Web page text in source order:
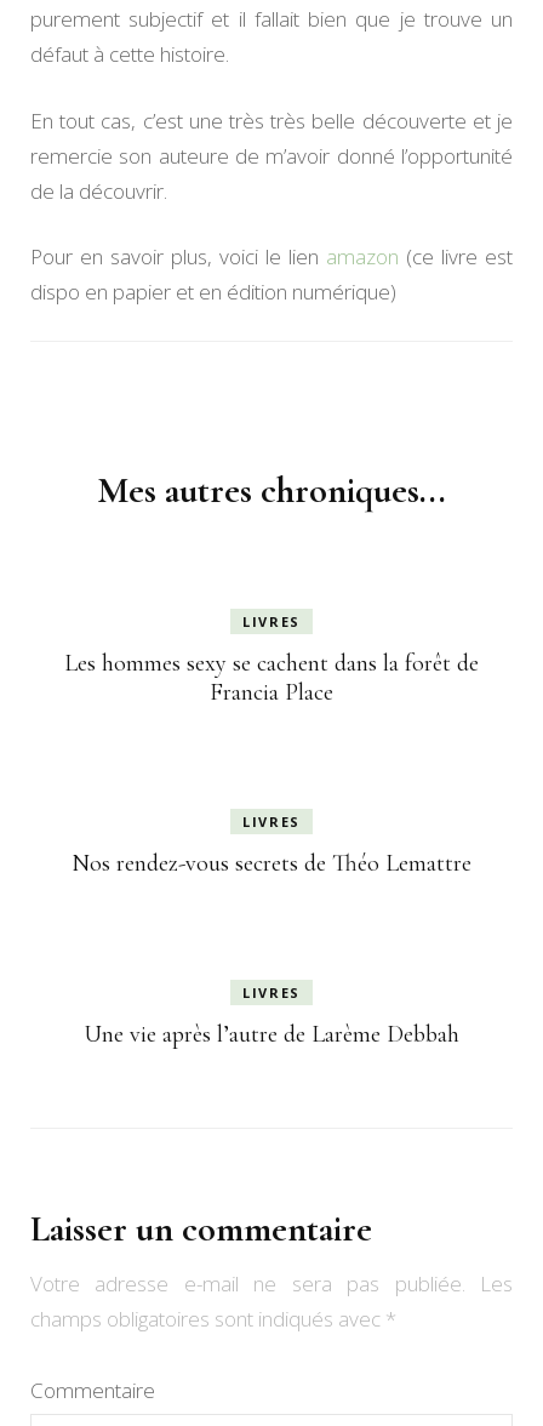
purement subjectif et il fallait bien que je trouve un
défaut à cette histoire.
En tout cas, c’est une très très belle découverte et je
remercie son auteure de m’avoir donné l’opportunité
de la découvrir.
Pour en savoir plus, voici le lien amazon (ce livre est
dispo en papier et en édition numérique)
Mes autres chroniques...
LIVRES
Les hommes sexy se cachent dans la forêt de
Francia Place
LIVRES
Nos rendez-vous secrets de Théo Lemattre
LIVRES
Une vie après l’autre de Larème Debbah
Laisser un commentaire
Votre adresse e-mail ne sera pas publiée.
Les
champs obligatoires sont indiqués avec *
Commentaire